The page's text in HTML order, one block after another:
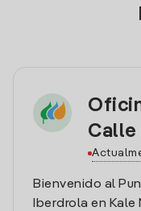
Calle
Bienvenido al
Iberdrola en Kale